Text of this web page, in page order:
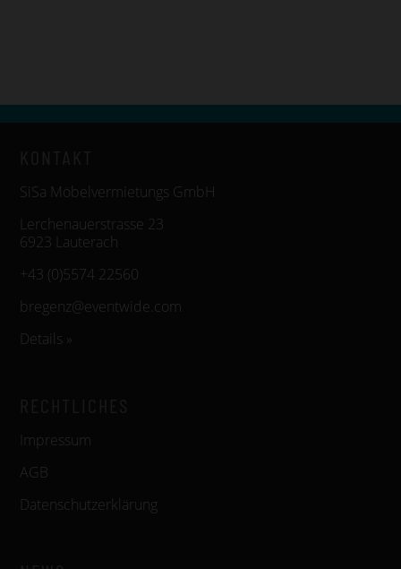
SiSa Möbelvermietungs GmbH
Lerchenauerstrasse 23
6923 Lauterach
+43 (0)5574 22560
bregenz@eventwide.com
Details »
Impressum
AGB
Datenschutzerklärung